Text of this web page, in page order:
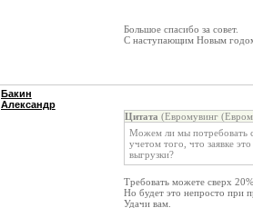
Большое спасибо за совет.
С наступающим Новым
Бакин
Александр
Цитата (Евромувинг
Можем ли мы потребовать
учетом того, что заявке
выгрузки?
Требовать можете сверх
Но будет это непросто при
Удачи вам.